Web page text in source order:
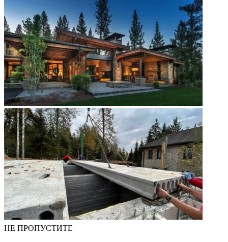
НЕ ПРОПУСТИТЕ